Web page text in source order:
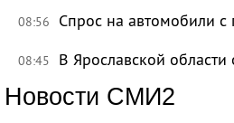
08:56 Спрос на автомобили
08:45 В Ярославской
Новости СМИ2